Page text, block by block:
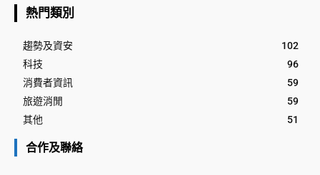
熱門類別
趨勢及資安
102
科技
96
消費者資訊
59
旅遊消閒
59
其他
51
合作及聯絡